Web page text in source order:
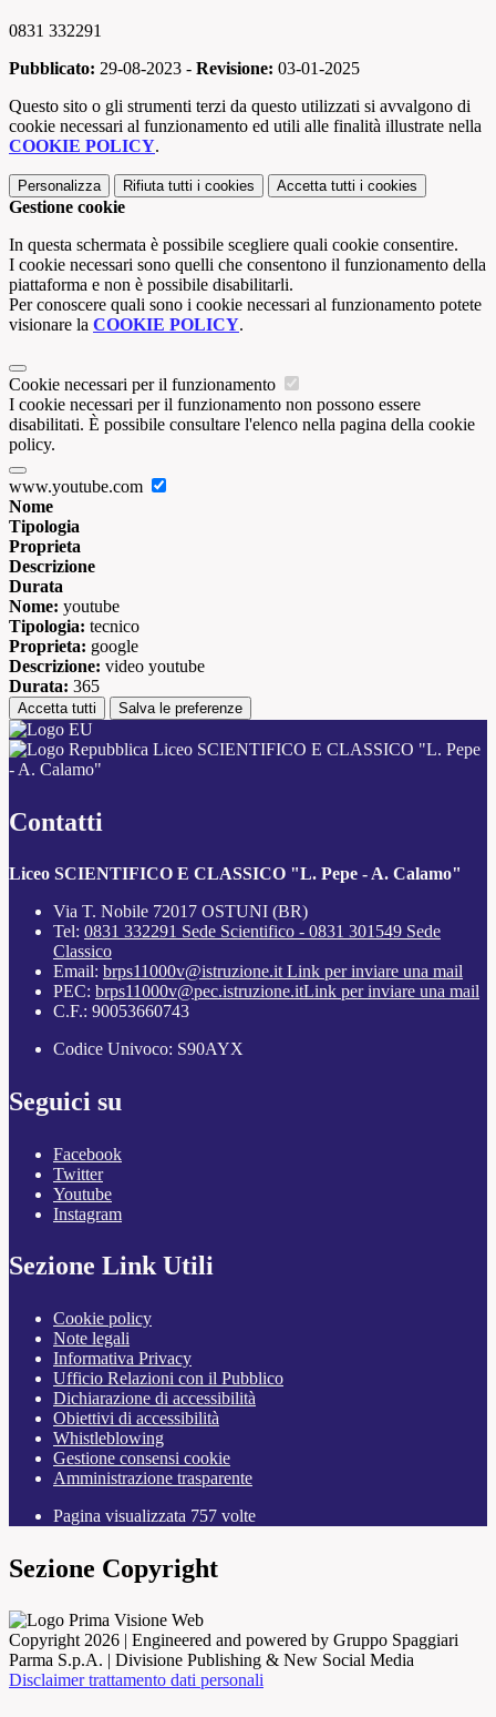
0831 332291
Pubblicato: 29-08-2023 - Revisione: 03-01-2025
Questo sito o gli strumenti terzi da questo utilizzati si avvalgono di
cookie necessari al funzionamento ed utili alle finalità illustrate nella
COOKIE POLICY.
Personalizza Rifiuta tutti i cookies Accetta tutti i cookies
Gestione cookie
In questa schermata è possibile scegliere quali cookie consentire.
I cookie necessari sono quelli che consentono il funzionamento della
piattaforma e non è possibile disabilitarli.
Per conoscere quali sono i cookie necessari al funzionamento potete
visionare la COOKIE POLICY.
Cookie necessari per il funzionamento
I cookie necessari per il funzionamento non possono essere
disabilitati. È possibile consultare l'elenco nella pagina della cookie
policy.
www.youtube.com
Nome
Tipologia
Proprieta
Descrizione
Durata
Nome: youtube
Tipologia: tecnico
Proprieta: google
Descrizione: video youtube
Durata: 365
Accetta tutti Salva le preferenze
Liceo SCIENTIFICO E CLASSICO "L. Pepe
- A. Calamo"
Contatti
Liceo SCIENTIFICO E CLASSICO "L. Pepe - A. Calamo"
Via T. Nobile 72017 OSTUNI (BR)
Tel: 0831 332291 Sede Scientifico - 0831 301549 Sede
Classico
Email: brps11000v@istruzione.itLink per inviare una mail
PEC: brps11000v@pec.istruzione.itLink per inviare una mail
C.F.: 90053660743
Codice Univoco: S90AYX
Seguici su
Facebook
Twitter
Youtube
Instagram
Sezione Link Utili
Cookie policy
Note legali
Informativa Privacy
Ufficio Relazioni con il Pubblico
Dichiarazione di accessibilità
Obiettivi di accessibilità
Whistleblowing
Gestione consensi cookie
Amministrazione trasparente
Pagina visualizzata 757 volte
Sezione Copyright
Copyright 2026 | Engineered and powered by Gruppo Spaggiari
Parma S.p.A. | Divisione Publishing & New Social Media
Disclaimer trattamento dati personali